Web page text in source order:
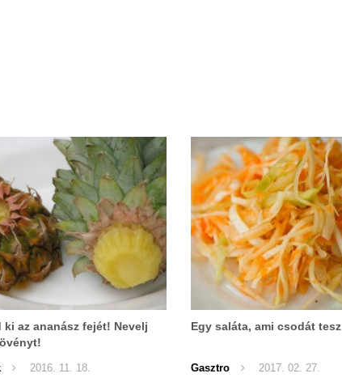
ki az ananász fejét! Nevelj
2016. 11. 18.
Egy saláta, ami csodát tesz
Gasztro 2017. 02. 27.